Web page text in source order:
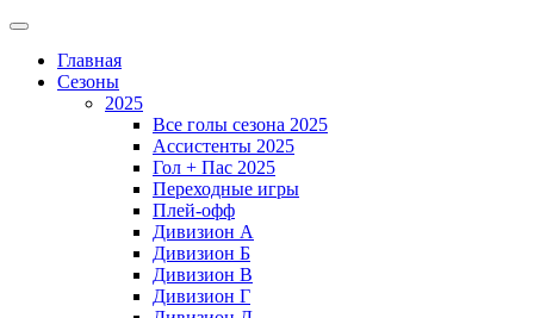
Главная
Сезоны
2025
Все голы сезона 2025
Ассистенты 2025
Гол + Пас 2025
Переходные игры
Плей-офф
Дивизион A
Дивизион Б
Дивизион В
Дивизион Г